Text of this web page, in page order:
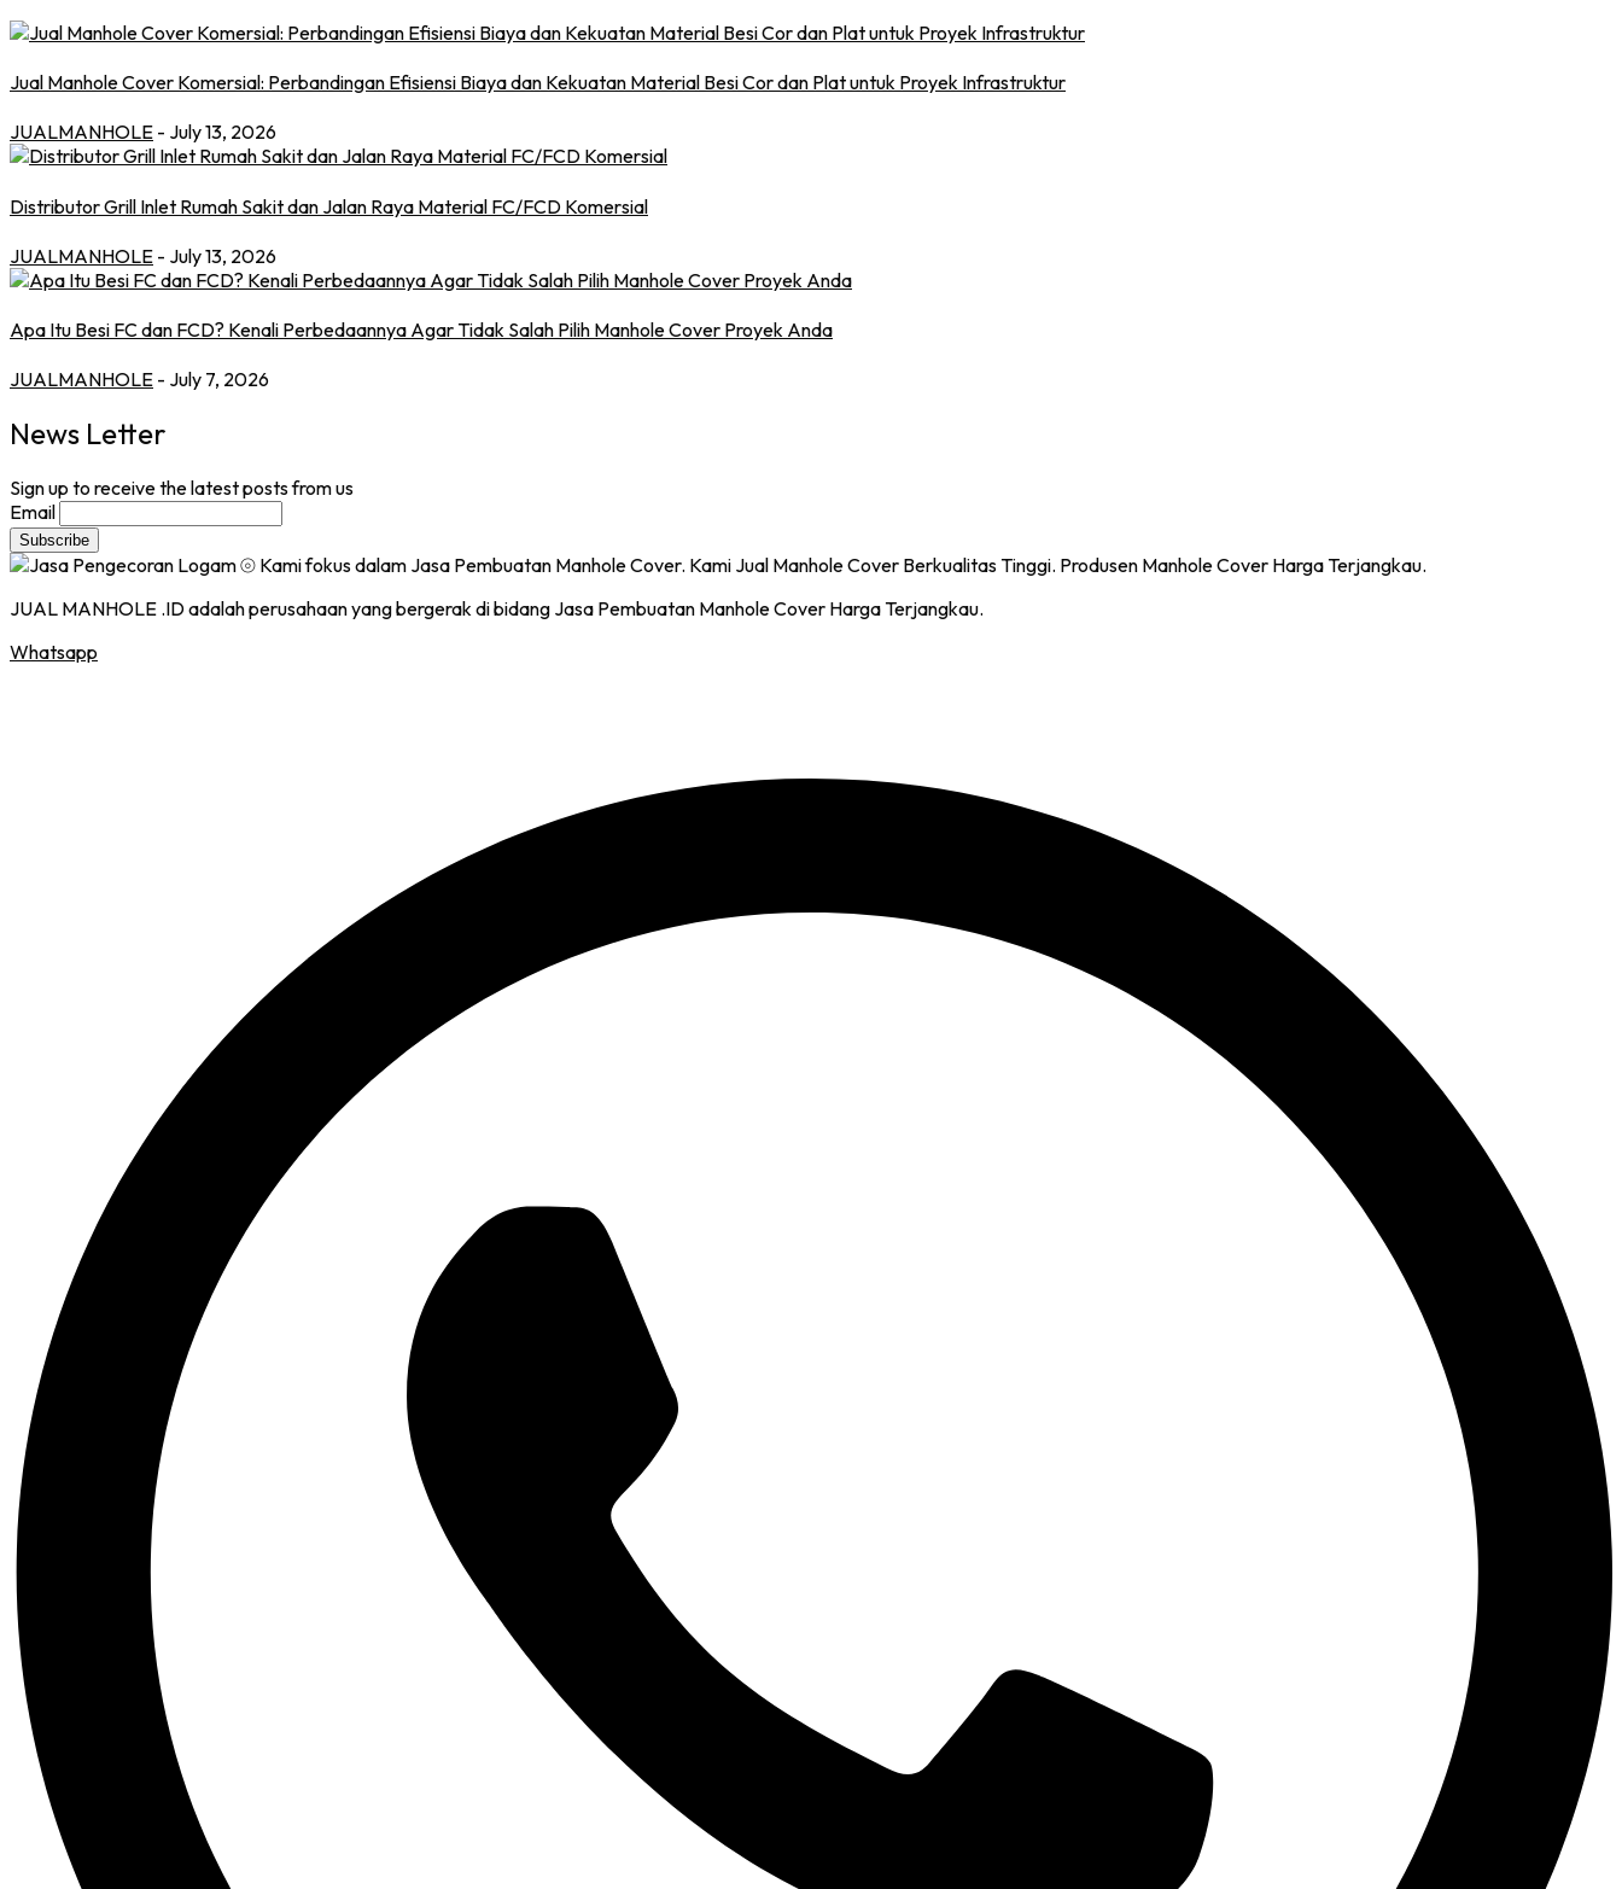
Jual Manhole Cover Komersial: Perbandingan Efisiensi Biaya dan Kekuatan Material Besi Cor dan Plat untuk Proyek Infrastruktur
JUALMANHOLE - July 13, 2026
Distributor Grill Inlet Rumah Sakit dan Jalan Raya Material FC/FCD Komersial
JUALMANHOLE - July 13, 2026
Apa Itu Besi FC dan FCD? Kenali Perbedaannya Agar Tidak Salah Pilih Manhole Cover Proyek Anda
JUALMANHOLE - July 7, 2026
News Letter
Sign up to receive the latest posts from us
Email
JUAL MANHOLE .ID adalah perusahaan yang bergerak di bidang Jasa Pembuatan Manhole Cover Harga Terjangkau.
Whatsapp